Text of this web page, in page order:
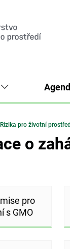
Rizika pro životní
o
pro
s GMO